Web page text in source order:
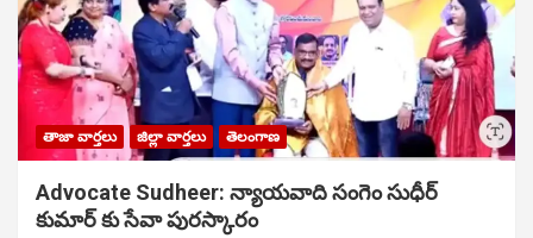
తాజా వార్తలు జిల్లా వార్తలు తెలంగాణ
Advocate Sudheer: న్యాయవాది సంగెం సుధీర్
కుమార్ కు సేవా పురస్కారం